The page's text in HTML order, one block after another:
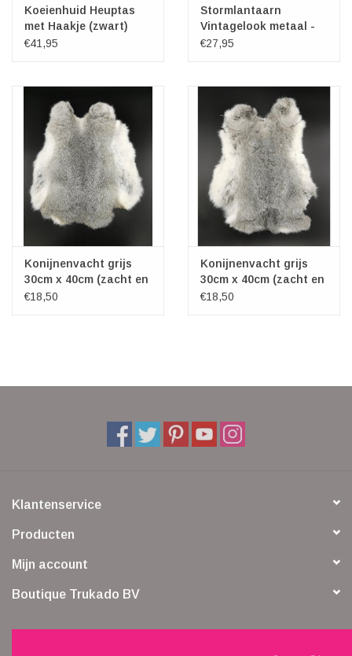
Koeienhuid Heuptas
met Haakje (zwart)
€41,95
Stormlantaarn
Vintagelook metaal -
klein met LED-licht
€27,95
Konijnenvacht grijs
30cm x 40cm (zacht en
geurloos)
€18,50
Konijnenvacht grijs
30cm x 40cm (zacht en
geurloos)
€18,50
Klantenservice
Producten
Mijn account
Boutique Trukado BV